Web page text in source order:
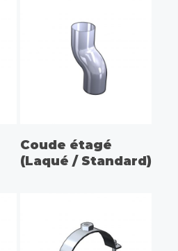
CHOIX DES OPTIONS
Coude étagé
(Laqué / Standard)